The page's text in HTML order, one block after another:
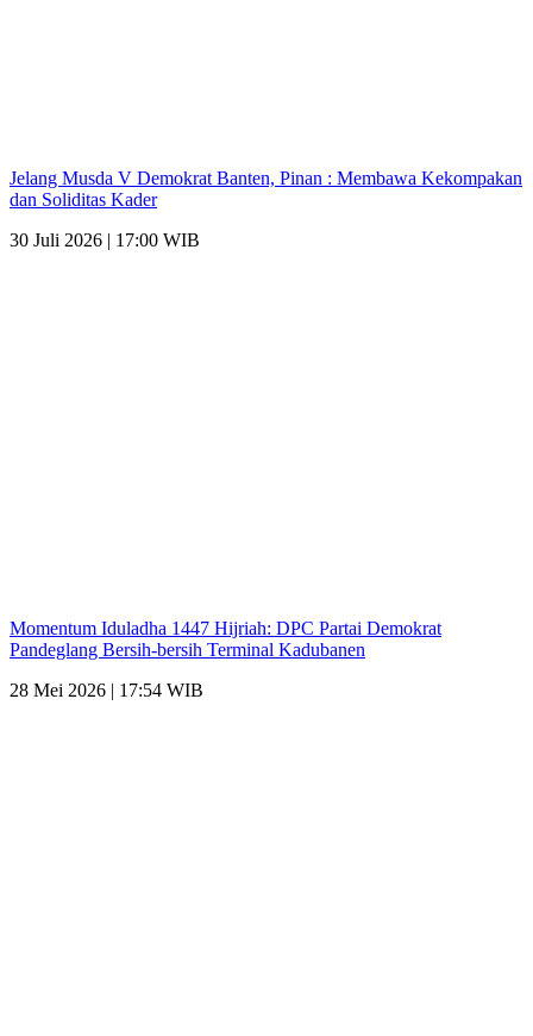
Jelang Musda V Demokrat Banten, Pinan : Membawa Kekompakan
dan Soliditas Kader
30 Juli 2026 | 17:00 WIB
Momentum Iduladha 1447 Hijriah: DPC Partai Demokrat
Pandeglang Bersih-bersih Terminal Kadubanen
28 Mei 2026 | 17:54 WIB